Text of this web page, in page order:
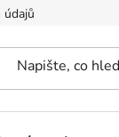
údajů